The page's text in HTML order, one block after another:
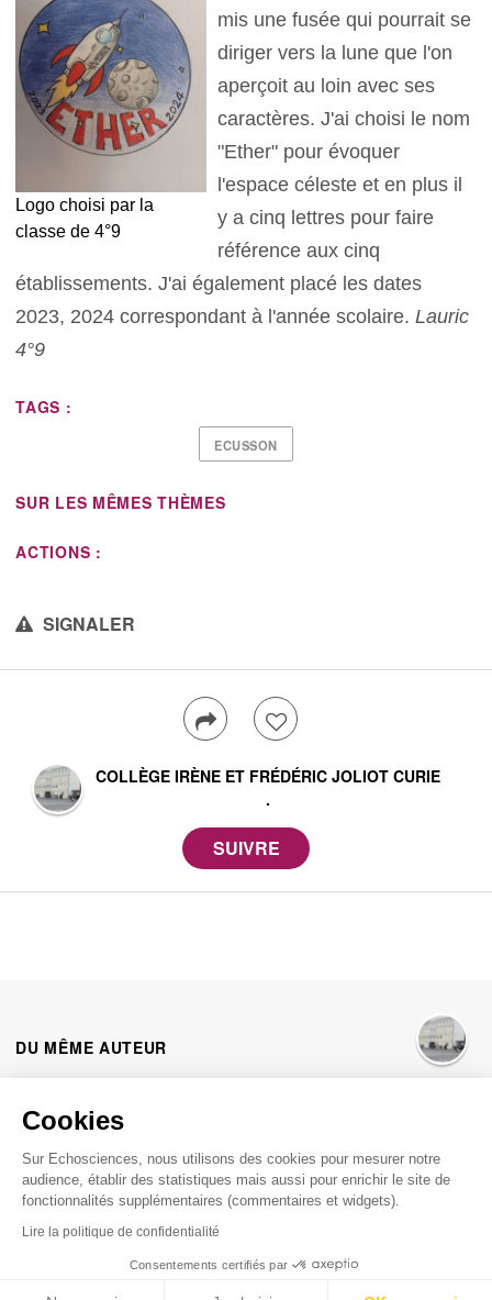
Cookies
Sur Echosciences, nous utilisons des cookies pour mesurer notre
audience, établir des statistiques mais aussi pour enrichir le site de
fonctionnalités supplémentaires (commentaires et widgets).
Lire la politique de confidentialité
Consentements certifiés par
Logo choisi par la
classe de 4°9
mis une fusée qui pourrait se
diriger vers la lune que l'on
aperçoit au loin avec ses
caractères. J'ai choisi le nom
"Ether" pour évoquer
l'espace céleste et en plus il
y a cinq lettres pour faire
référence aux cinq
établissements. J'ai également placé les dates
2023, 2024 correspondant à l'année scolaire.Lauric
4°9
TAGS :
ECUSSON
SUR LES MÊMES THÈMES
ACTIONS :
SIGNALER
COLLÈGE IRÈNE ET FRÉDÉRIC JOLIOT CURIE
.
DU MÊME AUTEUR
Collège Irène et Frédéric Joliot Curie
dossierpublié le07/07/2023
Collège Irène Et Frédéric Joliot-Curie
Suivis du travail des élèves de 4eme du Collège Irène Et